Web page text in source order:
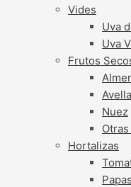
Vides
Uva
Uva
Frutos
Nuez
Hortalizas
Papas